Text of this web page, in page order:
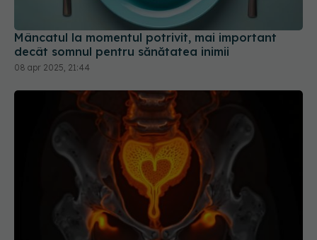
Mâncatul la momentul potrivit, mai important
decât somnul pentru sănătatea inimii
08 apr 2025, 21:44